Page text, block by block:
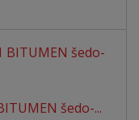
šedo-...